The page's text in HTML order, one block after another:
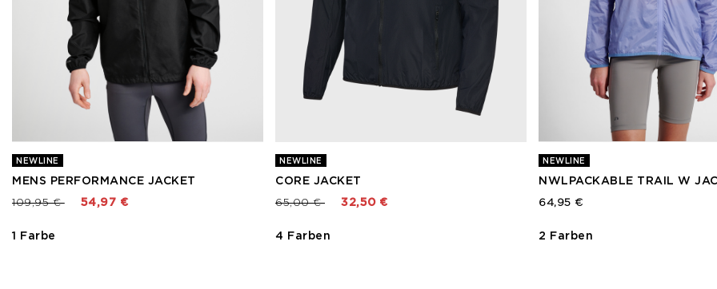
NEWLINE
MENS PERFORMANCE JACKET
Preis reduziert von
109,95 €bis 54,97 €
1 Farbe
NEWLINE
CORE JACKET
Preis reduziert von
65,00 €bis 32,50 €
4 Farben
NEWLINE
NWLPACKABLE TRAIL W
64,95 €
2 Farben